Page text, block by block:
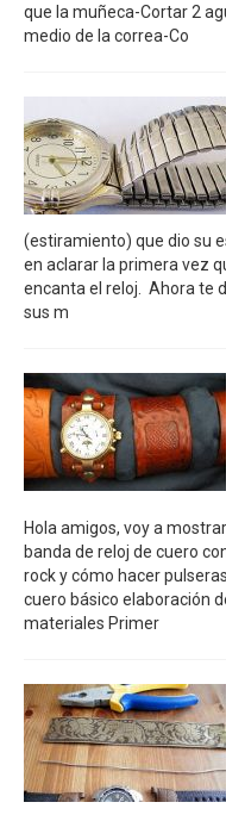
que la muñeca-Cortar 2
medio de la correa-Co
(estiramiento) que dio su
en aclarar la primera vez
encanta el reloj. Ahora te
sus m
Hola amigos, voy a
banda de reloj de cuero
rock y cómo hacer
cuero básico elaboración
materiales Primer